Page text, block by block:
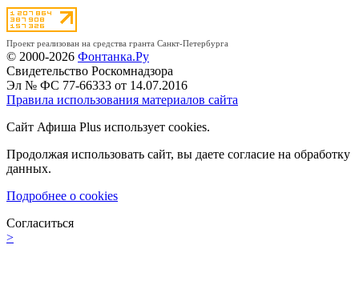
Проект реализован на средства гранта Санкт-Петербурга
© 2000-2026 Фонтанка.Ру
Свидетельство Роскомнадзора
Эл № ФС 77-66333 от 14.07.2016
Правила использования материалов сайта
Сайт Афиша Plus использует cookies.
Продолжая использовать сайт, вы даете согласие на обработку
данных.
Подробнее о cookies
Согласиться
>